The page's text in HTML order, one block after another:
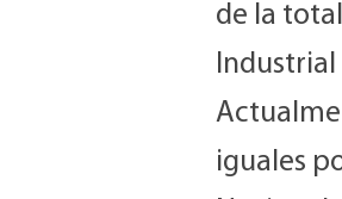
de la
Industrial
iguales